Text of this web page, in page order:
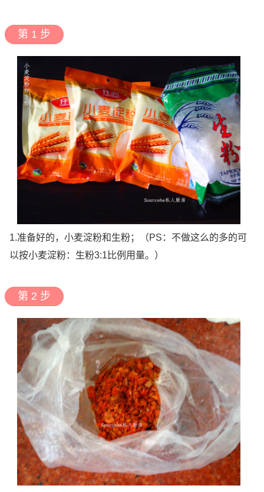
第 1 步
1.准备好的，小麦淀粉和生粉；（PS：不做这么的多的可
以按小麦淀粉：生粉3:1比例用量。）
第 2 步